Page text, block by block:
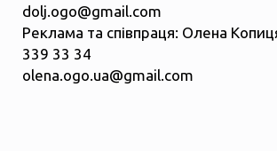
dolj.ogo@gmail.com
Реклама та співпраця: Олена
339 33 34
olena.ogo.ua@gmail.com